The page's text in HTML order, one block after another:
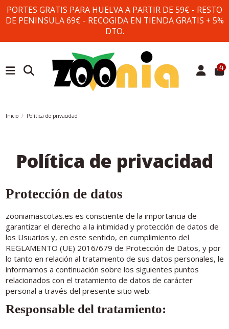
PORTES GRATIS PARA HUELVA A PARTIR DE 59€ - RESTO
DE PENINSULA 69€ - RECOGIDA EN TIENDA GRATIS + 5%
DTO.
4
Inicio Política de privacidad
Política de privacidad
Protección de datos
zooniamascotas.es es consciente de la importancia de
garantizar el derecho a la intimidad y protección de datos de
los Usuarios y, en este sentido, en cumplimiento del
REGLAMENTO (UE) 2016/679 de Protección de Datos, y por
lo tanto en relación al tratamiento de sus datos personales, le
informamos a continuación sobre los siguientes puntos
relacionados con el tratamiento de datos de carácter
personal a través del presente sitio web:
Responsable del tratamiento: